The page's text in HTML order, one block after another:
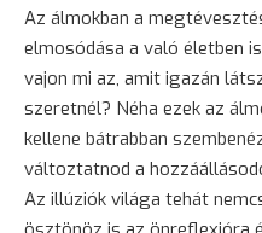
Az álmokban a
elmosódása a való életben
vajon mi az, amit igazán
szeretnél? Néha ezek az
kellene bátrabban
változtatnod a
Az illúziók világa tehát